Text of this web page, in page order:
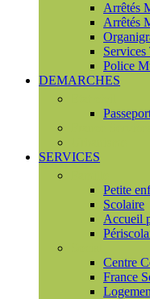
Arrêtés
Arrêtés
Services
Police
DEMARCHES
SERVICES
Petite
Scolaire
Accueil
Centre
France